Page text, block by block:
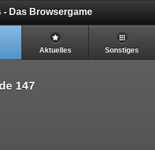
- Das Browsergame
Aktuelles Sonstiges
147